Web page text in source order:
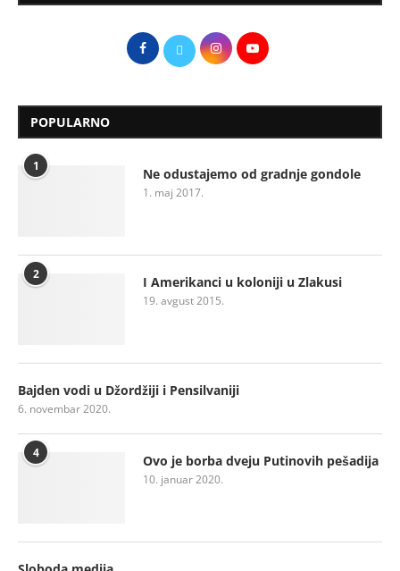
POPULARNO
1 Ne odustajemo od gradnje gondole
1. maj 2017.
2 I Amerikanci u koloniji u Zlakusi
19. avgust 2015.
Bajden vodi u Džordžiji i Pensilvaniji
6. novembar 2020.
4 Ovo je borba dveju Putinovih pešadija
10. januar 2020.